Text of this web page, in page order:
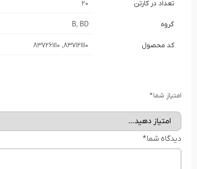
تعداد در کارتن 20
گروه B, BD
کد محصول 837121110, 837261110
امتیاز شما*
دیدگاه شما*